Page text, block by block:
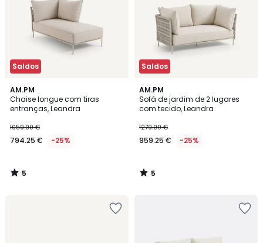
Saldos
AM.PM
Chaise longue com tiras
entranças, Leandra
1059.00 €
794.25 € -25%
5
/
5
5
/
Saldos
AM.PM
Sofá de jardim de 2 lugares
com tecido, Leandra
1279.00 €
959.25 € -25%
5
/
5
5
/